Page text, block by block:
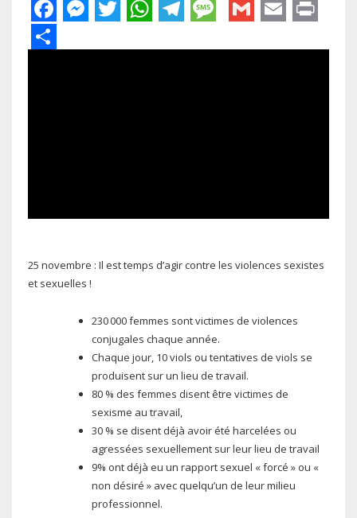
25 novembre : Il est temps d’agir contre les violences sexistes
et sexuelles !
230 000 femmes sont victimes de violences
conjugales chaque année.
Chaque jour, 10 viols ou tentatives de viols se
produisent sur un lieu de travail.
80 % des femmes disent être victimes de
sexisme au travail,
30 % se disent déjà avoir été harcelées ou
agressées sexuellement sur leur lieu de travail
9% ont déjà eu un rapport sexuel « forcé » ou «
non désiré » avec quelqu’un de leur milieu
professionnel.